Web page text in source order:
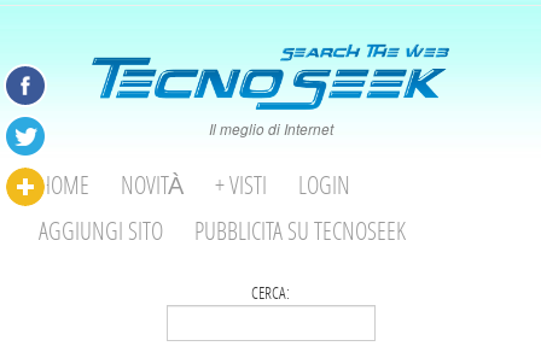
Il meglio di Internet
HOME NOVITÀ + VISTI
LOGIN
AGGIUNGI SITO
PUBBLICITA SU TECNOSEEK
CERCA: